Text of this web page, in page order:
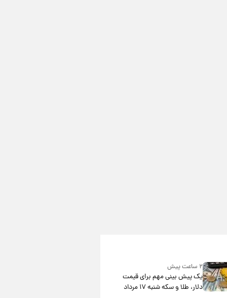
۲ ساعت پیش
یک پیش ‌بینی مهم برای قیمت
دلار، طلا و سکه شنبه ۱۷ مرداد